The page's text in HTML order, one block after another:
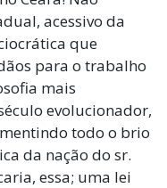
acessivo da
que
para o trabalho
mais
evolucionador,
todo o brio
da nação do sr.
essa; uma lei